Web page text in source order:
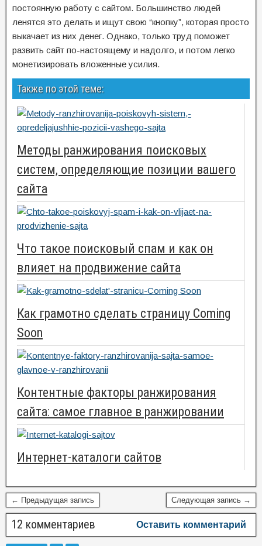
постоянную работу с сайтом. Большинство людей
ленятся это делать и ищут свою “кнопку”, которая просто
выкачает из них денег. Однако, только труд поможет
развить сайт по-настоящему и надолго, и потом легко
монетизировать вложенные усилия.
Также по этой теме:
Методы ранжирования поисковых
систем, определяющие позиции вашего
сайта
Что такое поисковый спам и как он
влияет на продвижение сайта
Как грамотно сделать страницу Coming
Soon
Контентные факторы ранжирования
сайта: самое главное в ранжировании
Интернет-каталоги сайтов
← Предыдущая запись Следующая запись →
12 комментариев Оставить комментарий